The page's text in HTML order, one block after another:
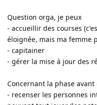
Question orga, je peux
- accueillir des courses
éloignée, mais ma femme
- capitainer
- gérer la mise à jour des
Concernant la phase
- recenser les personnes